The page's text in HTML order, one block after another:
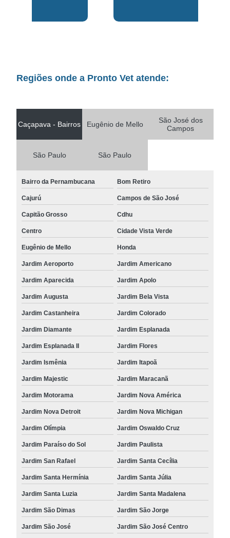
Regiões onde a Pronto Vet atende:
Caçapava - Bairros Eugênio de Mello
São José dos
Campos
São Paulo São Paulo
Bairro da Pernambucana Bom Retiro
Cajurú Campos de São José
Capitão Grosso Cdhu
Centro Cidade Vista Verde
Eugênio de Mello Honda
Jardim Aeroporto Jardim Americano
Jardim Aparecida Jardim Apolo
Jardim Augusta Jardim Bela Vista
Jardim Castanheira Jardim Colorado
Jardim Diamante Jardim Esplanada
Jardim Esplanada II Jardim Flores
Jardim Ismênia Jardim Itapoã
Jardim Majestic Jardim Maracanã
Jardim Motorama Jardim Nova América
Jardim Nova Detroit Jardim Nova Michigan
Jardim Olímpia Jardim Oswaldo Cruz
Jardim Paraíso do Sol Jardim Paulista
Jardim San Rafael Jardim Santa Cecília
Jardim Santa Hermínia Jardim Santa Júlia
Jardim Santa Luzia Jardim Santa Madalena
Jardim São Dimas Jardim São Jorge
Jardim São José Jardim São José Centro